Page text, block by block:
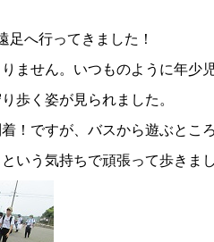
足へ行ってきました！
ません。いつものように年少
歩く姿が見られました。
！ですが、バスから遊ぶとこ
いう気持ちで頑張って歩きま